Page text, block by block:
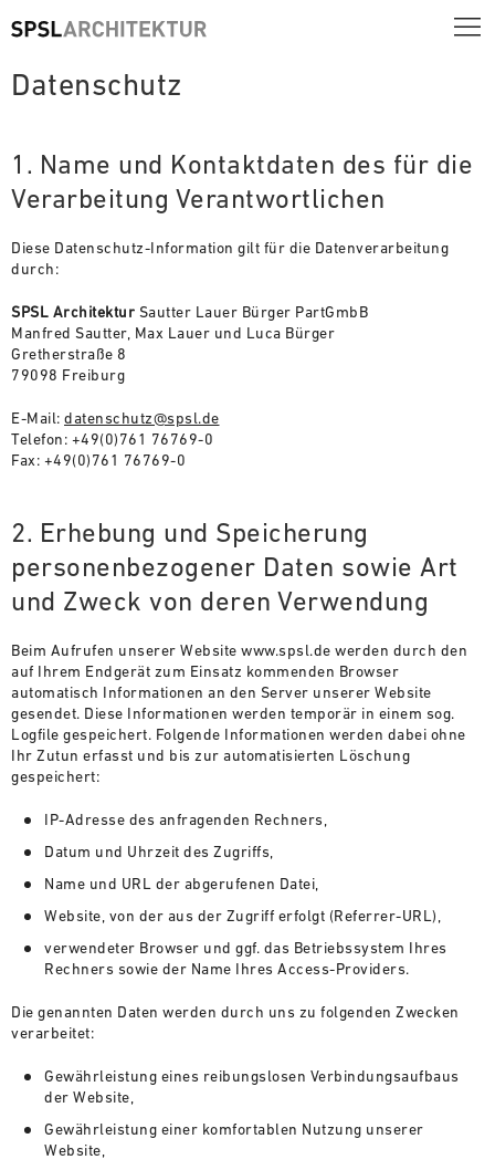
Datenschutz
1. Name und Kontaktdaten des für die
Verarbeitung Verantwortlichen
Diese Datenschutz-Information gilt für die Datenverarbeitung
durch:
SPSL Architektur Sautter Lauer Bürger PartGmbB
Manfred Sautter, Max Lauer und Luca Bürger
Gretherstraße 8
79098 Freiburg
E-Mail: datenschutz@spsl.de
Telefon: +49(0)761 76769-0
Fax: +49(0)761 76769-0
2. Erhebung und Speicherung
personenbezogener Daten sowie Art
und Zweck von deren Verwendung
Beim Aufrufen unserer Website www.spsl.de werden durch den
auf Ihrem Endgerät zum Einsatz kommenden Browser
automatisch Informationen an den Server unserer Website
gesendet. Diese Informationen werden temporär in einem sog.
Logfile gespeichert. Folgende Informationen werden dabei ohne
Ihr Zutun erfasst und bis zur automatisierten Löschung
gespeichert:
IP-Adresse des anfragenden Rechners,
Datum und Uhrzeit des Zugriffs,
Name und URL der abgerufenen Datei,
Website, von der aus der Zugriff erfolgt (Referrer-URL),
verwendeter Browser und ggf. das Betriebssystem Ihres
Rechners sowie der Name Ihres Access-Providers.
Die genannten Daten werden durch uns zu folgenden Zwecken
verarbeitet:
Gewährleistung eines reibungslosen Verbindungsaufbaus
der Website,
Gewährleistung einer komfortablen Nutzung unserer
Website,